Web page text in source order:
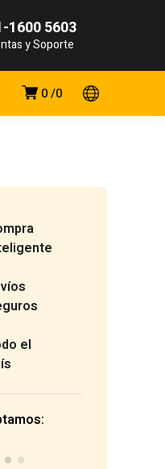
1600 5603
y Soporte
0 0
el